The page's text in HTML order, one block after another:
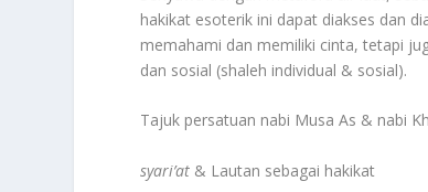
hakikat esoterik ini dapat diakses dan
memahami dan memiliki cinta, tetapi
dan sosial (shaleh individual & sosial).
Tajuk persatuan nabi Musa As & nabi
syari’at & Lautan sebagai hakikat